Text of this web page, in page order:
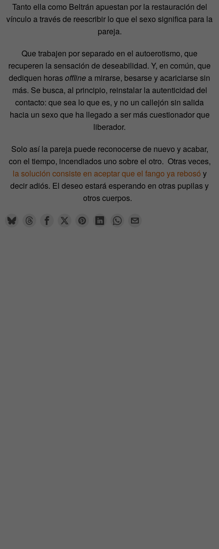
Tanto ella como Beltrán apuestan por la restauración del
vínculo a través de reescribir lo que el sexo significa para la
pareja.
Que trabajen por separado en el autoerotismo, que
recuperen la sensación de deseabilidad. Y, en común, que
dediquen horasofflinea mirarse, besarse y acariciarse sin
más. Se busca, al principio, reinstalar la autenticidad del
contacto: que sea lo que es, y no un callejón sin salida
hacia un sexo que ha llegado a ser más cuestionador que
liberador.
Solo así la pareja puede reconocerse de nuevo y acabar,
con el tiempo, incendiados uno sobre el otro. Otras veces,
la solución consiste en aceptar que el fango ya rebosó y
decir adiós. El deseo estará esperando en otras pupilas y
otros cuerpos.